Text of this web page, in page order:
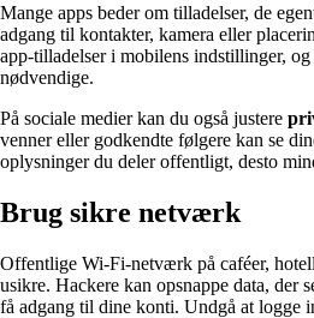
Mange apps beder om tilladelser, de
adgang til kontakter, kamera eller
app-tilladelser i mobilens indstillinger,
nødvendige.
På sociale medier kan du også justere
venner eller godkendte følgere kan se
oplysninger du deler offentligt, desto
Brug sikre netværk
Offentlige Wi-Fi-netværk på caféer,
usikre. Hackere kan opsnappe data, der
få adgang til dine konti. Undgå at logge